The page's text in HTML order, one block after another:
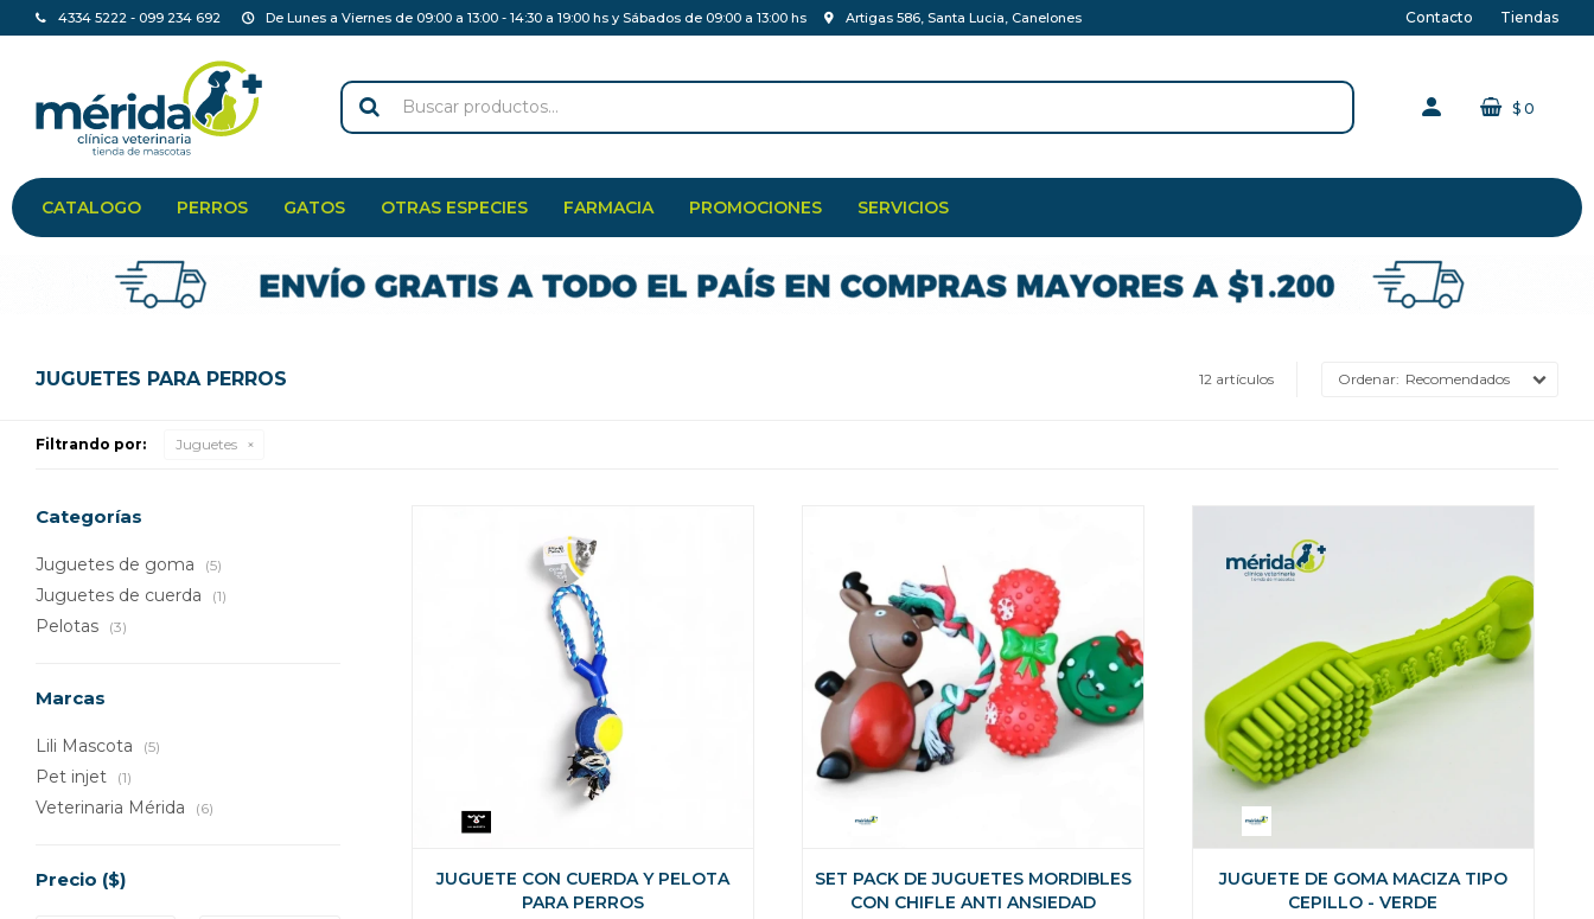
CATALOGO PERROS GATOS OTRAS ESPECIES FARMACIA PROMOCIONES SERVICIOS
$ 0
4334 5222 - 099 234 692 De Lunes a Viernes de 09:00 a 13:00 - 14:30 a 19:00 hs y Sábados de 09:00 a 13:00 hs Artigas 586, Santa Lucia, Canelones Contacto Tiendas
JUGUETES PARA PERROS 12 artículos Recomendados
Filtrando por: Juguetes
JUGUETE CON CUERDA Y PELOTA
PARA PERROS
SET PACK DE JUGUETES MORDIBLES
CON CHIFLE ANTI ANSIEDAD
JUGUETE DE GOMA MACIZA TIPO
CEPILLO - VERDE
Categorías
Juguetes de goma (5)
Juguetes de cuerda (1)
Pelotas (3)
Marcas
Lili Mascota (5)
Pet injet (1)
Veterinaria Mérida (6)
Precio ($)